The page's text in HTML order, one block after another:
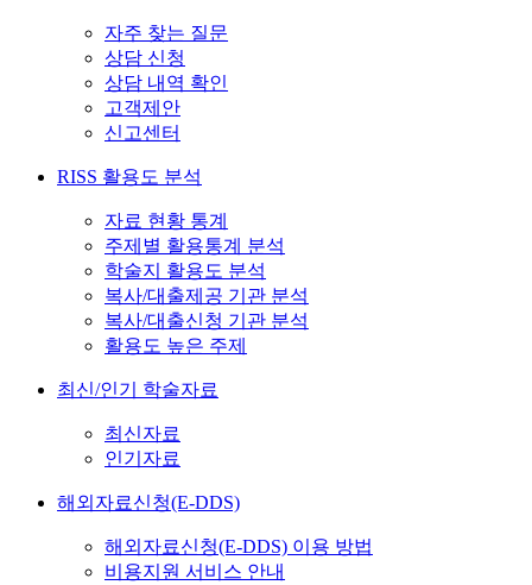
자주 찾는 질문
상담 신청
상담 내역 확인
고객제안
신고센터
RISS 활용도 분석
자료 현황 통계
주제별 활용통계 분석
학술지 활용도 분석
복사/대출제공 기관 분석
복사/대출신청 기관 분석
활용도 높은 주제
최신/인기 학술자료
최신자료
인기자료
해외자료신청(E-DDS)
해외자료신청(E-DDS) 이용 방법
비용지원 서비스 안내